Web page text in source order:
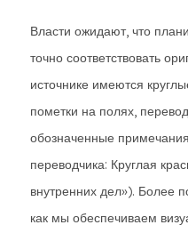
Власти ожидают, что
точно соответствовать
источнике имеются
пометки на полях,
обозначенные
переводчика: Круглая
внутренних дел»).
как мы обеспечиваем